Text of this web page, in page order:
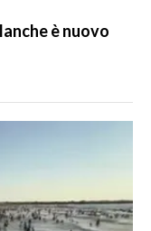
è nuovo